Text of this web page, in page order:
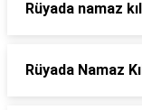
Rüyada namaz
Rüyada Namaz